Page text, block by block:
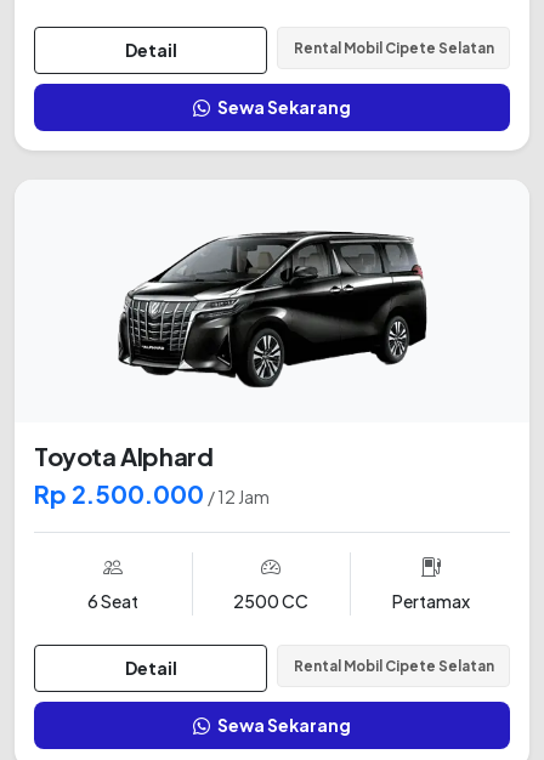
Detail Rental Mobil Cipete Selatan
Sewa Sekarang
Toyota Alphard
Rp 2.500.000 / 12 Jam
6 Seat 2500 CC Pertamax
Detail Rental Mobil Cipete Selatan
Sewa Sekarang